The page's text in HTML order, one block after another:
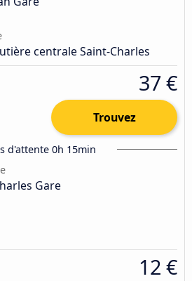
centrale Saint-Charles
37 €
Trouvez
d'attente 0h 15min
Gare
12 €